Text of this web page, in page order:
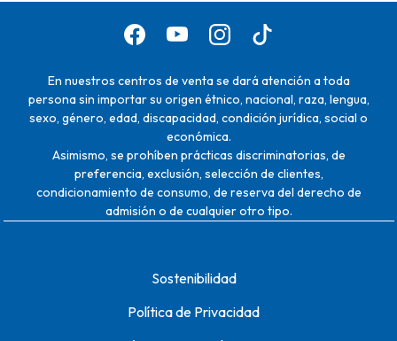
En nuestros centros de venta se dará atención a toda
persona sin importar su origen étnico, nacional, raza, lengua,
sexo, género, edad, discapacidad, condición jurídica, social o
económica.
Asimismo, se prohíben prácticas discriminatorias, de
preferencia, exclusión, selección de clientes,
condicionamiento de consumo, de reserva del derecho de
admisión o de cualquier otro tipo.
Sostenibilidad
Política de Privacidad